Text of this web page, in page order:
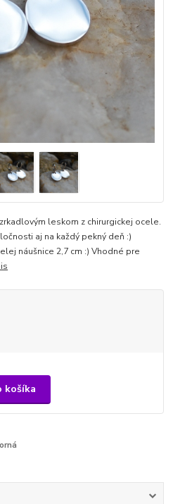
leskom z chirurgickej ocele.
aj na každý pekný deň :)
náušnice 2,7 cm :) Vhodné pre
košíka